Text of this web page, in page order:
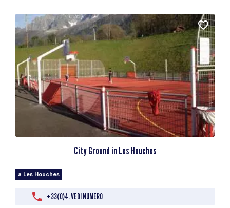
City Ground in Les Houches
a Les Houches
+33(0)4. VEDI NUMERO